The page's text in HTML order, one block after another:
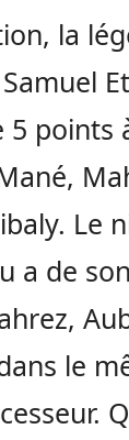
la
5 points
Le
a de
le